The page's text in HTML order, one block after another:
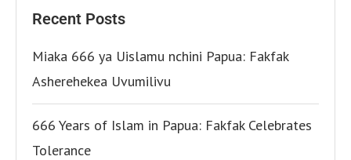
Recent Posts
Miaka 666 ya Uislamu nchini Papua: Fakfak
Asherehekea Uvumilivu
666 Years of Islam in Papua: Fakfak Celebrates
Tolerance